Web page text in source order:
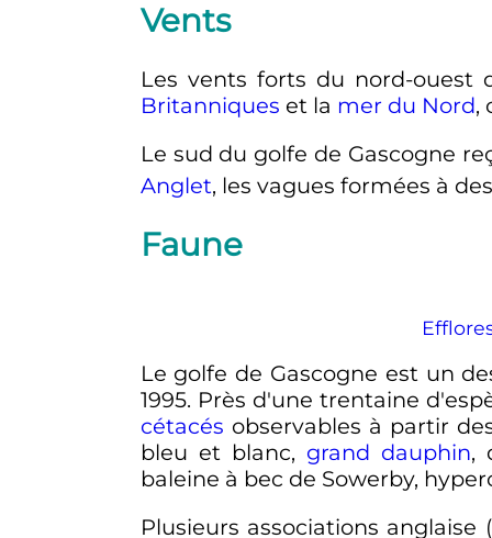
Vents
Les vents forts du nord-ouest
Britanniques et la mer du Nord,
Le sud du golfe de Gascogne
Anglet, les vagues formées à
Faune
Le golfe de Gascogne est un
1995. Près d'une trentaine
cétacés observables à partir
bleu et blanc, grand dauphin,
baleine à bec de Sowerby,
Plusieurs associations anglaise